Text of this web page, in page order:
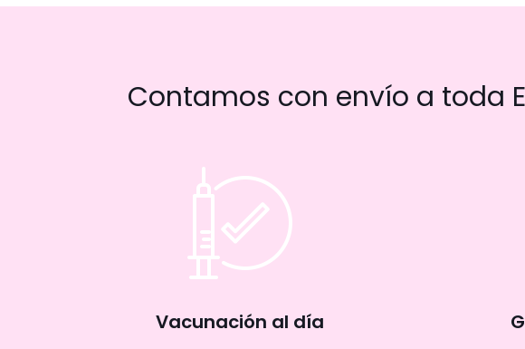
Contamos con envío a toda
Vacunación al día